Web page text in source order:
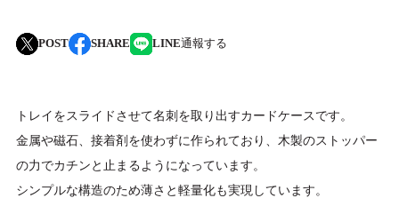
POST SHARE LINE通報する
トレイをスライドさせて名刺を取り出すカードケースです。
金属や磁石、接着剤を使わずに作られており、木製のストッパー
の力でカチンと止まるようになっています。
シンプルな構造のため薄さと軽量化も実現しています。